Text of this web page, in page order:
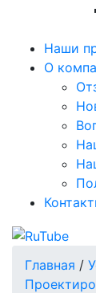
Наши
О
Главная /